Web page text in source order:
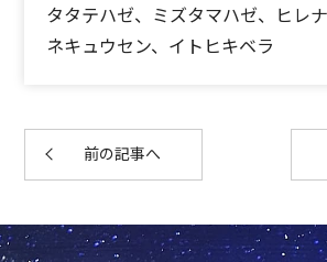
タタテハゼ、ミズタマハゼ、ヒレ
ネキュウセン、イトヒキベラ
前の記事へ